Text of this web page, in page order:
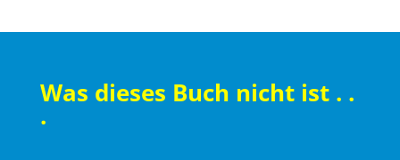
Was dieses Buch nicht ist . .
.